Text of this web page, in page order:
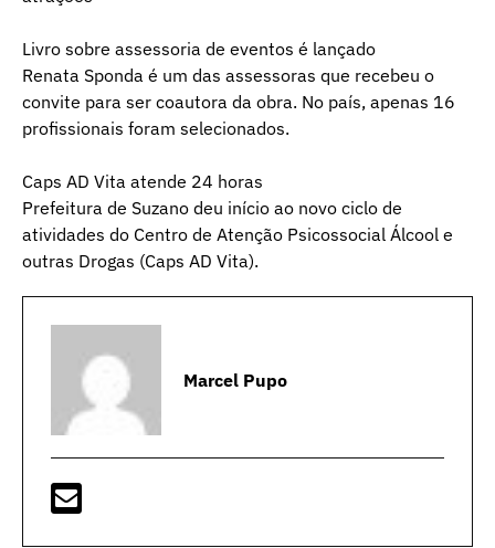
Livro sobre assessoria de eventos é lançado
Renata Sponda é um das assessoras que recebeu o
convite para ser coautora da obra. No país, apenas 16
profissionais foram selecionados.
Caps AD Vita atende 24 horas
Prefeitura de Suzano deu início ao novo ciclo de
atividades do Centro de Atenção Psicossocial Álcool e
outras Drogas (Caps AD Vita).
Marcel Pupo